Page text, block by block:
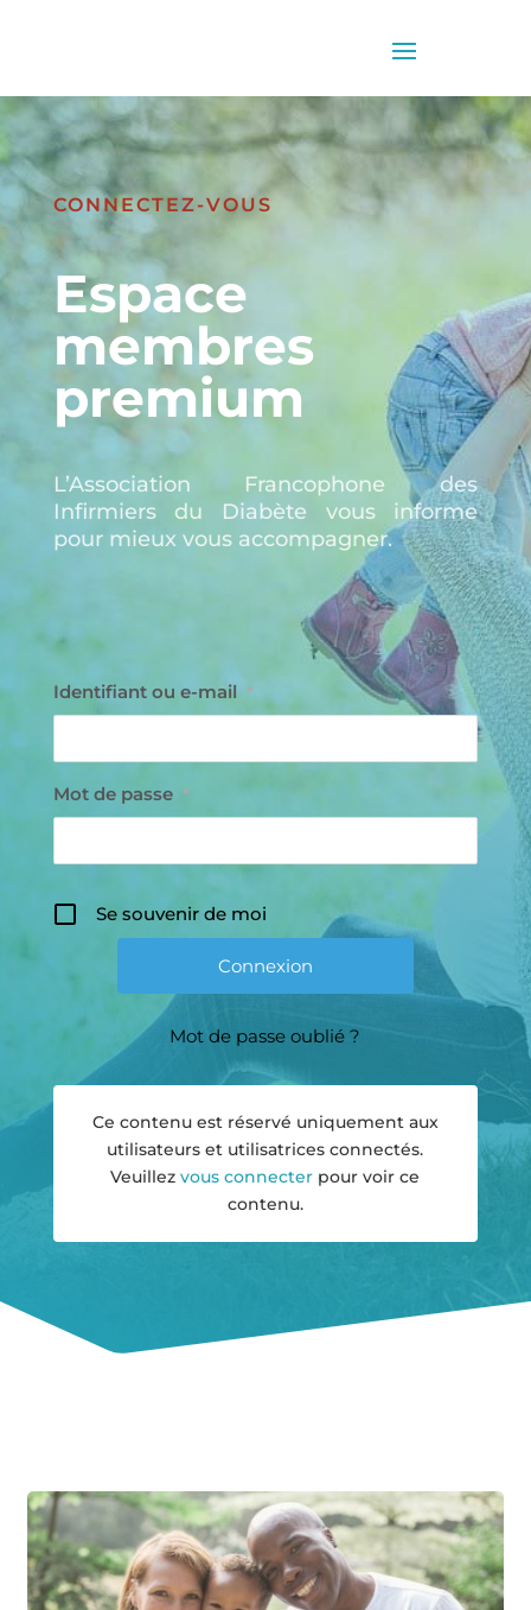
CONNECTEZ-VOUS
Espace
membres
premium
L’Association Francophone des
Infirmiers du Diabète vous informe
pour mieux vous accompagner.
Identifiant ou e-mail *
Mot de passe *
Se souvenir de moi
Mot de passe oublié ?
Ce contenu est réservé uniquement aux
utilisateurs et utilisatrices connectés.
Veuillezvous connecter pour voir ce
contenu.